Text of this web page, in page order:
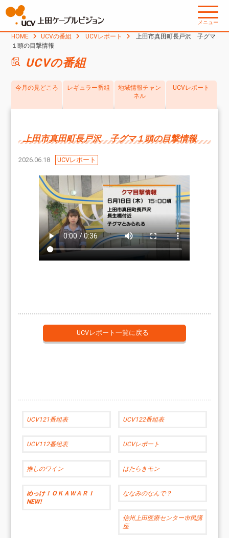
メニュー
HOME UCVの番組 UCVレポート
上田市真田町長戸沢 子グマ
１頭の目撃情報
UCVの番組
今月の見どころ レギュラー番組
地域情報チャン
ネル
UCVレポート
上田市真田町長戸沢 子グマ１頭の目撃情報
2026.06.18 UCVレポート
UCVレポート一覧に戻る
UCV121番組表 UCV122番組表
UCV112番組表 UCVレポート
推しのワイン はたらきモン
めっけ！ＯＫＡＷＡＲＩ
NEW!
ななみのなんで？
信州上田医療センター市民講
座